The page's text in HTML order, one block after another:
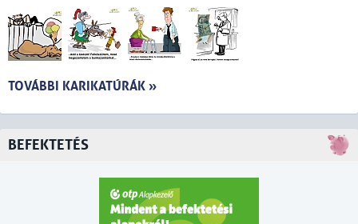
TOVÁBBI KARIKATÚRÁK »
BEFEKTETÉS